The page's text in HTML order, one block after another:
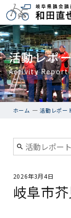
活動レポ
Activity Report
ホーム 活動レポー
2026年3月4日
岐阜市